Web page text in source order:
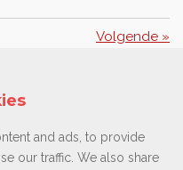
Volgende »
and ads, to provide
our traffic. We also share